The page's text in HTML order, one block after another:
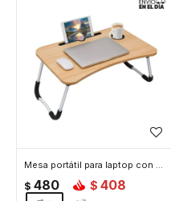
Mesa portátil para laptop con soporte y portavaso - Madera
$ 480 $ 408